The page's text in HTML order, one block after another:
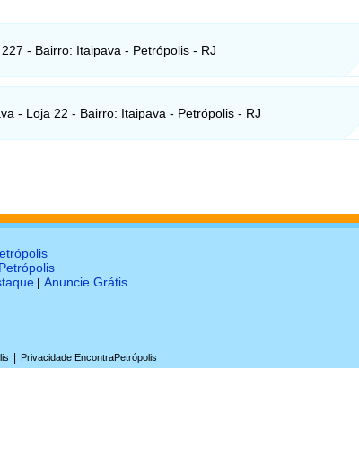
- Bairro: Itaipava - Petrópolis - RJ
- Loja 22 - Bairro: Itaipava - Petrópolis - RJ
Anuncie Grátis
Privacidade EncontraPetrópolis